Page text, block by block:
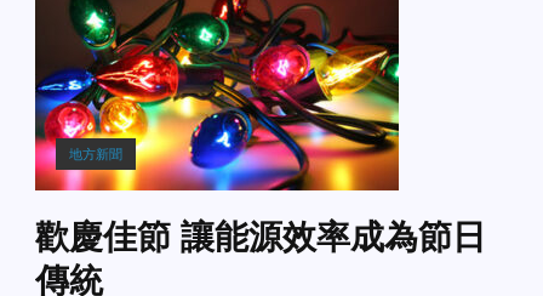
地方新聞
歡慶佳節 讓能源效率成為節日
傳統